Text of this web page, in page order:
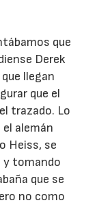
que
Derek
llegan
que el
trazado. Lo
el alemán
Heiss, se
y tomando
que se
no como